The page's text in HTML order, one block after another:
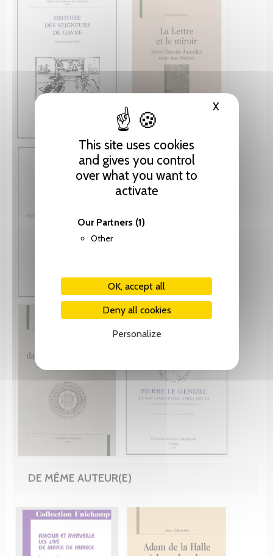
This site uses cookies
and gives you control
over what you want to
activate
Our Partners (1)
Other
OK, accept all
Deny all cookies
Personalize
XHide
DE MÊME AUTEUR(E)